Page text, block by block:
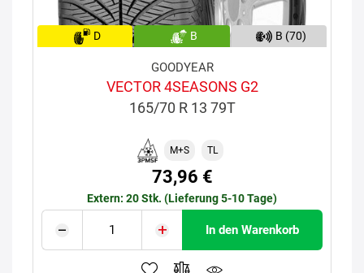
D B B (70)
GOODYEAR
VECTOR 4SEASONS G2
165/70 R 13 79T
M+S TL
73,96 €
Extern: 20 Stk. (Lieferung 5-10 Tage)
In den Warenkorb